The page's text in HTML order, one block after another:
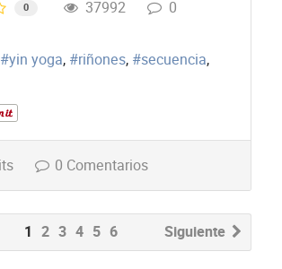
0 37992
0
yin yoga riñones
secuencia
0 Comentarios
Siguiente
1 2 3 4 5 6